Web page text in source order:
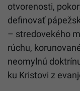
otvorenosti,
definovať
– stredovekého
rúchu,
neomylnú
ku Kristovi z